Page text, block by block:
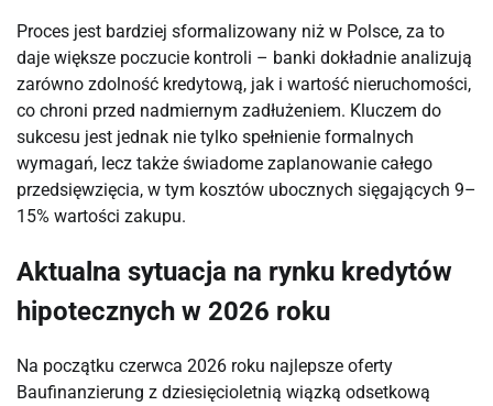
Proces jest bardziej sformalizowany niż w Polsce, za to
daje większe poczucie kontroli – banki dokładnie analizują
zarówno zdolność kredytową, jak i wartość nieruchomości,
co chroni przed nadmiernym zadłużeniem. Kluczem do
sukcesu jest jednak nie tylko spełnienie formalnych
wymagań, lecz także świadome zaplanowanie całego
przedsięwzięcia, w tym kosztów ubocznych sięgających 9–
15% wartości zakupu.
Aktualna sytuacja na rynku kredytów
hipotecznych w 2026 roku
Na początku czerwca 2026 roku najlepsze oferty
Baufinanzierung z dziesięcioletnią wiązką odsetkową